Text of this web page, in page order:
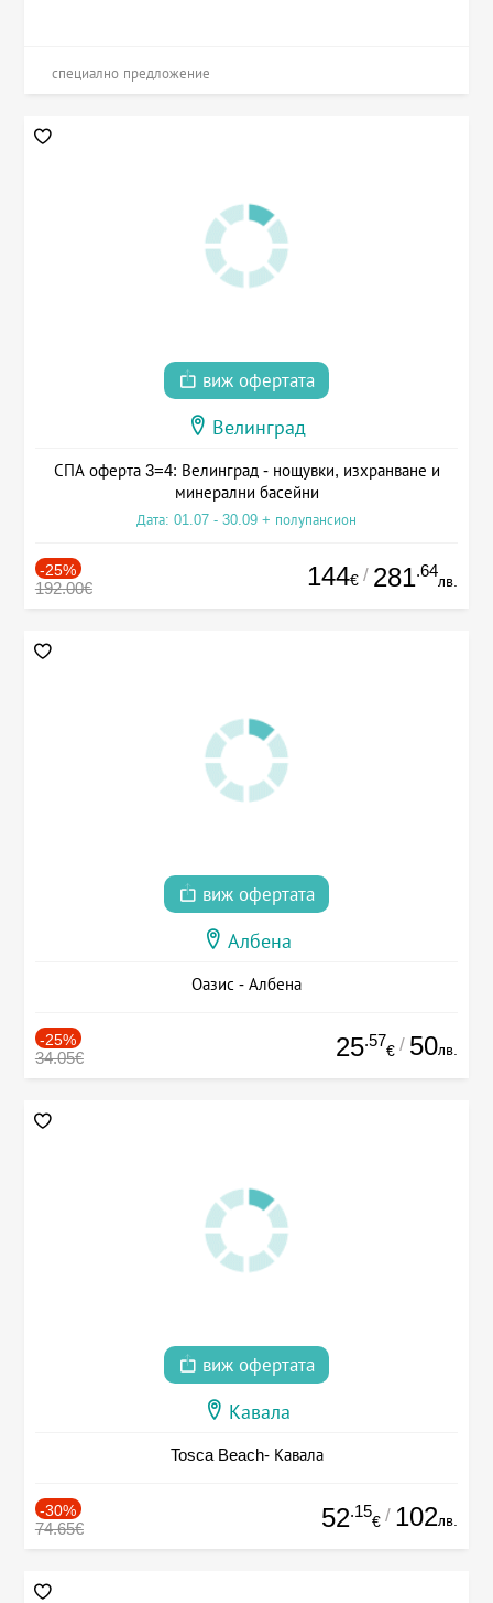
специално предложение
виж офертата
Велинград
СПА оферта 3=4: Велинград - нощувки, изхранване и
минерални басейни
Дата: 01.07 - 30.09 + полупансион
-25%
192.00€ 144€ / 281.64
лв.
виж офертата
Албена
Оазис - Албена
-25%
34.05€ 25.57
€ / 50лв.
виж офертата
Кавала
Tosca Beach- Кавала
-30%
74.65€ 52.15
€ / 102лв.